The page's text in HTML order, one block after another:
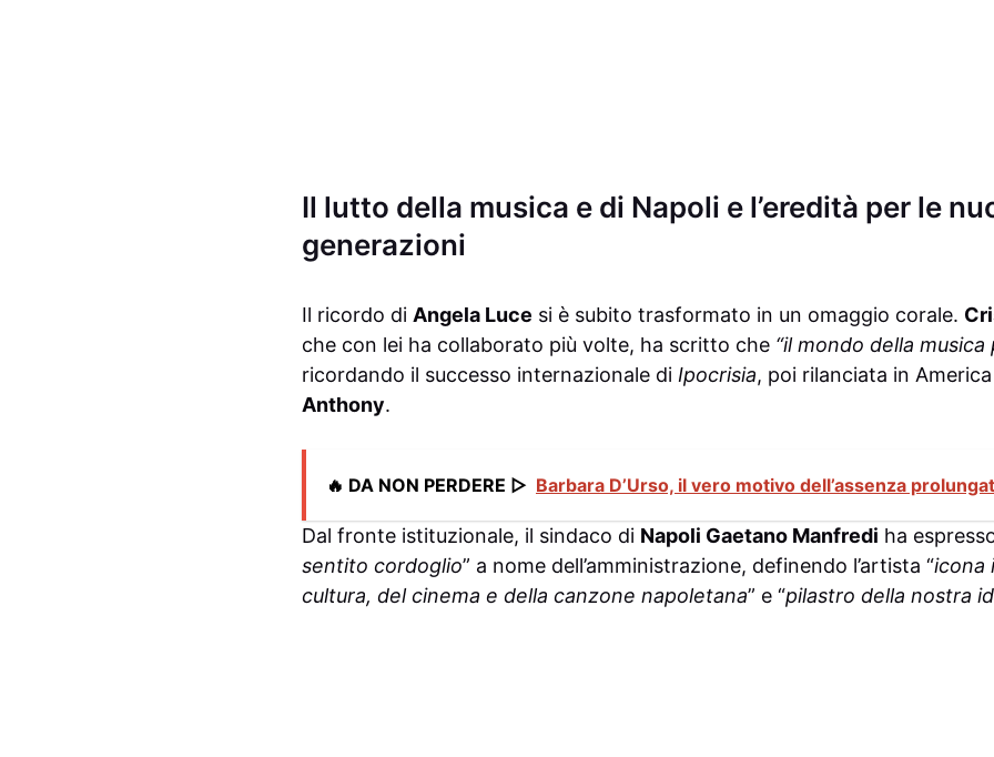
Il lutto della musica e di Napoli e l’eredità per le
generazioni
Il ricordo di Angela Luce si è subito trasformato in un omaggio corale.
che con lei ha collaborato più volte, ha scritto che “il mondo della musica
ricordando il successo internazionale di Ipocrisia, poi rilanciata in
Anthony.
🔥 DA NON PERDERE ▷ Barbara D’Urso, il vero motivo dell’assenza
Dal fronte istituzionale, il sindaco di Napoli Gaetano Manfredi ha
sentito cordoglio” a nome dell’amministrazione, definendo l’artista “icona
cultura, del cinema e della canzone napoletana” e “pilastro della nostra